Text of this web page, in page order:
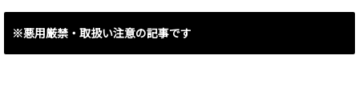
※悪用厳禁・取扱い注意の記事です